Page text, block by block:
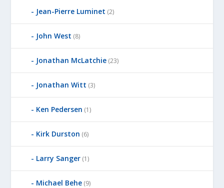
Jean-Pierre Luminet (2)
John West (8)
Jonathan McLatchie (23)
Jonathan Witt (3)
Ken Pedersen (1)
Kirk Durston (6)
Larry Sanger (1)
Michael Behe (9)